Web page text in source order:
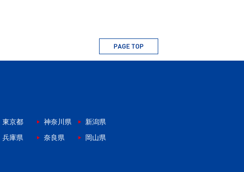
東京都 神奈川県
新潟県
兵庫県 奈良県
岡山県